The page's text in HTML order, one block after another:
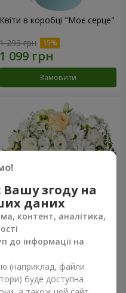
Квіти в коробці "Моє серце"
1 293 грн
Замовити
Квіти у коробці "Білий шовк"
Замовити
Вашу згоду на
даних
контент, аналітика,
до інформації на
(наприклад, файли
буде доступна